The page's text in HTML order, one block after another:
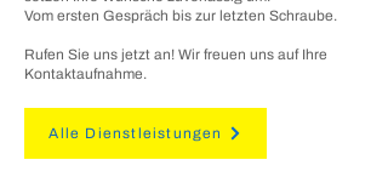
Vom ersten Gespräch bis zur letzten Schraube.
Rufen Sie uns jetzt an! Wir freuen uns auf Ihre
Kontaktaufnahme.
Alle Dienstleistungen